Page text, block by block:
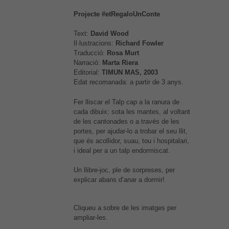
Projecte #etRegaloUnConte
Text: David Wood
Il·lustracions: Richard Fowler
Traducció: Rosa Murt
Narració: Marta Riera
Editorial: TIMUN MAS, 2003
Edat recomanada: a partir de 3 anys.
Fer lliscar el Talp cap a la ranura de
cada dibuix: sota les mantes, al voltant
de les cantonades o a través de les
portes, per ajudar-lo a trobar el seu llit,
que és acollidor, suau, tou i hospitalari,
i ideal per a un talp endormiscat.
Un llibre-joc, ple de sorpreses, per
explicar abans d’anar a dormir!
Cliqueu a sobre de les imatges per
ampliar-les.